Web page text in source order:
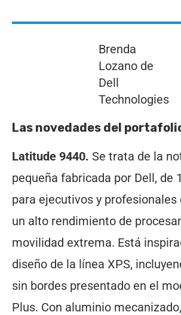
Brenda
Lozano de
Dell
Technologies
Las novedades del
Latitude 9440. Se trata de la
pequeña fabricada por Dell, de
para ejecutivos y profesionales
un alto rendimiento de
movilidad extrema. Está
diseño de la línea XPS,
sin bordes presentado en el
Plus. Con aluminio